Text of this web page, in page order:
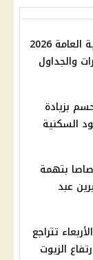
التعليم تقر حوافز لجان الثانوية العامة 2026
والجداول
بزيادة
السكنية
بتهمة
عبد
تتراجع
الزيوت